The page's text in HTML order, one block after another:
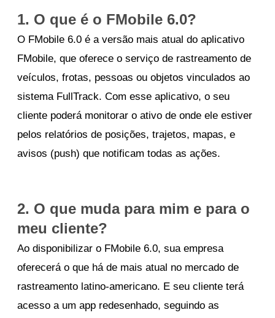
1. O que é o FMobile 6.0?
O FMobile 6.0 é a versão mais atual do aplicativo
FMobile, que oferece o serviço de rastreamento de
veículos, frotas, pessoas ou objetos vinculados ao
sistema FullTrack.Com esse aplicativo, o seu
cliente poderá monitorar o ativo de onde ele estiver
pelos relatórios de posições, trajetos, mapas, e
avisos (push) que notificam todas as ações.
2. O que muda para mim e para o
meu cliente?
Ao disponibilizar o FMobile 6.0, sua empresa
oferecerá o que há de mais atual no mercado de
rastreamento latino-americano. E seu cliente terá
acesso a um app redesenhado, seguindo as